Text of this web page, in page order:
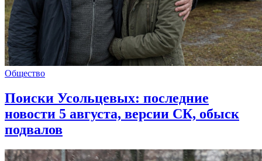
Общество
Поиски Усольцевых: последние
новости 5 августа, версии СК, обыск
подвалов